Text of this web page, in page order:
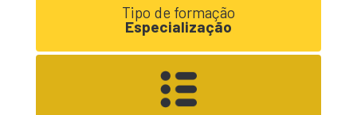
Tipo de formação
Especialização